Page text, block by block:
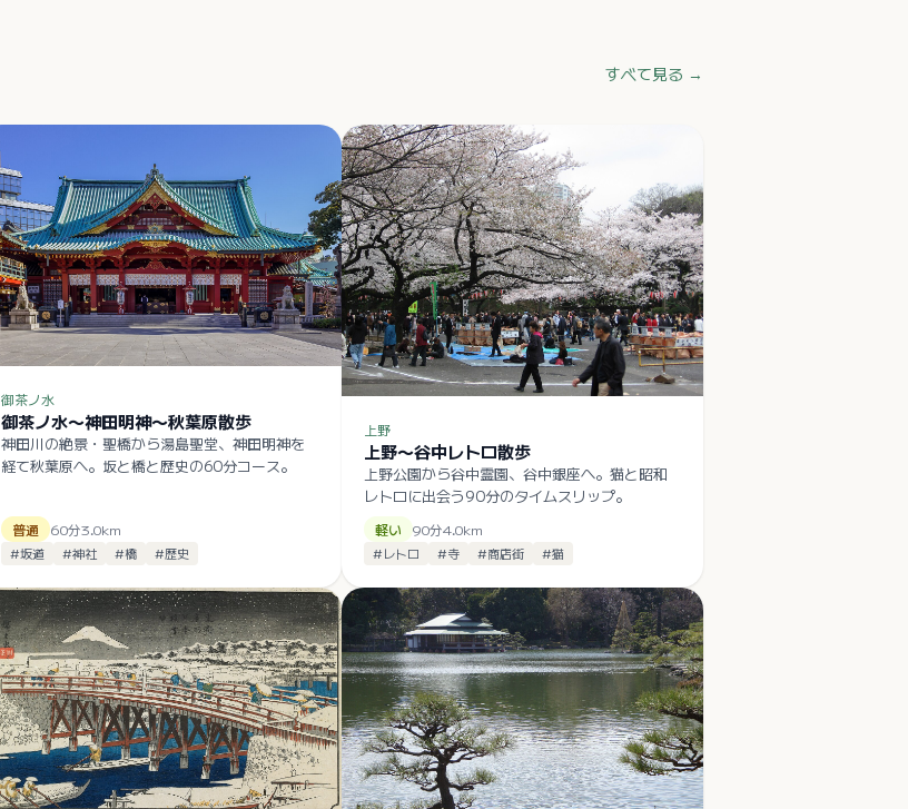
すべて見る →
御茶ノ水
御茶ノ水〜神田明神〜秋葉原散歩
神田川の絶景・聖橋から湯島聖堂、神田明神を
経て秋葉原へ。坂と橋と歴史の60分コース。
普通 60分3.0km
#坂道 #神社 #橋 #歴史
上野
上野〜谷中レトロ散歩
上野公園から谷中霊園、谷中銀座へ。猫と昭和
レトロに出会う90分のタイムスリップ。
軽い 90分4.0km
#レトロ #寺 #商店街 #猫